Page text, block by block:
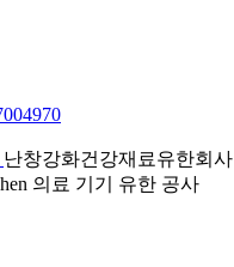
난창강화건강재료유한회사
의료 기기 유한 공사